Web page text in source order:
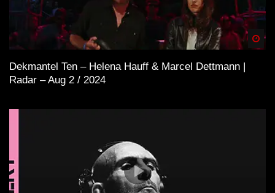
Dekmantel Ten – Helena Hauff & Marcel Dettmann |
Radar – Aug 2 / 2024